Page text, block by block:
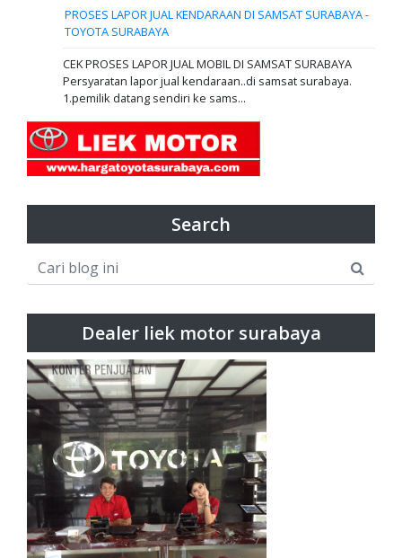
PROSES LAPOR JUAL KENDARAAN DI SAMSAT SURABAYA -
TOYOTA SURABAYA
CEK PROSES LAPOR JUAL MOBIL DI SAMSAT SURABAYA
Persyaratan lapor jual kendaraan..di samsat surabaya.
1.pemilik datang sendiri ke sams...
Search
Dealer liek motor surabaya